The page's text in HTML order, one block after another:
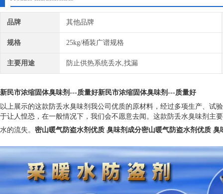
品牌 其他品牌
规格 25kg/桶装广谱规格
主要用途 防止供热系统丢水,找漏
新民市浓缩固体臭味剂---质量好新民市浓缩固体臭味剂---质量好
以上展示的这款防丢水臭味剂我公司优质的原材料，经过多项生产、
于让人惶恐，在一般情况下，我们会不愿意去闻。这款防丢水臭味剂主
水的流失。 密山暖气防盗水剂优质 臭味剂成分密山暖气防盗水剂优质 臭